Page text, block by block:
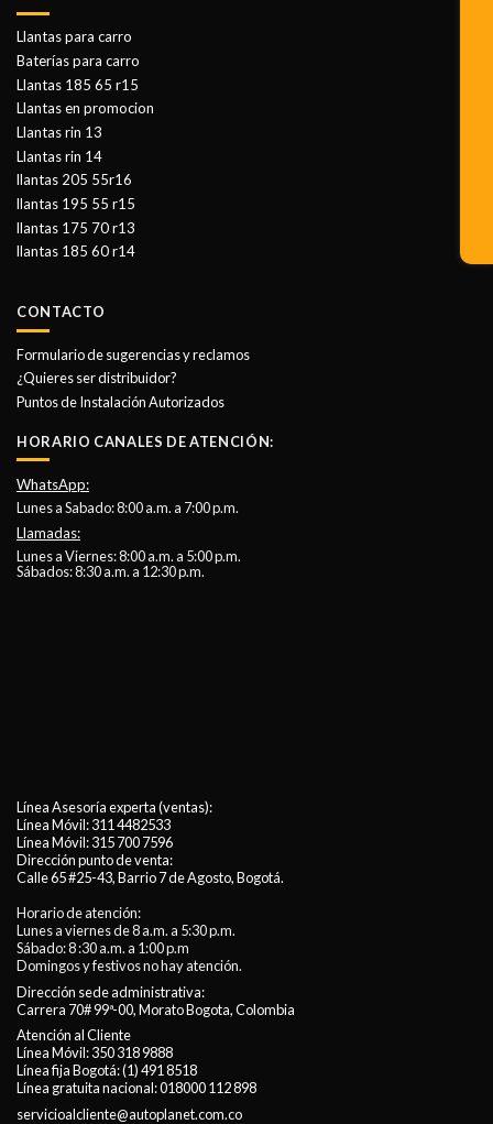
Llantas para carro
Baterías para carro
Llantas 185 65 r15
Llantas en promocion
Llantas rin 13
Llantas rin 14
llantas 205 55r16
llantas 195 55 r15
llantas 175 70 r13
llantas 185 60 r14
CONTACTO
Formulario de sugerencias y reclamos
¿Quieres ser distribuidor?
Puntos de Instalación Autorizados
HORARIO CANALES DE ATENCIÓN:
WhatsApp:
Lunes a Sabado: 8:00 a.m. a 7:00 p.m.
Llamadas:
Lunes a Viernes: 8:00 a.m. a 5:00 p.m.
Sábados: 8:30 a.m. a 12:30 p.m.
Línea Asesoría experta (ventas):
Línea Móvil:311 4482533
Línea Móvil:315 700 7596
Dirección punto de venta:
Calle 65 #25-43, Barrio 7 de Agosto, Bogotá.
Horario de atención:
Lunes a viernes de 8 a.m. a 5:30 p.m.
Sábado: 8 :30 a.m. a 1:00 p.m
Domingos y festivos no hay atención.
Dirección sede administrativa:
Carrera 70# 99ª-00, Morato Bogota, Colombia
Atención al Cliente
Línea Móvil:350 318 9888
Línea fija Bogotá:(1) 491 8518
Línea gratuita nacional:018000 112 898
servicioalcliente@autoplanet.com.co